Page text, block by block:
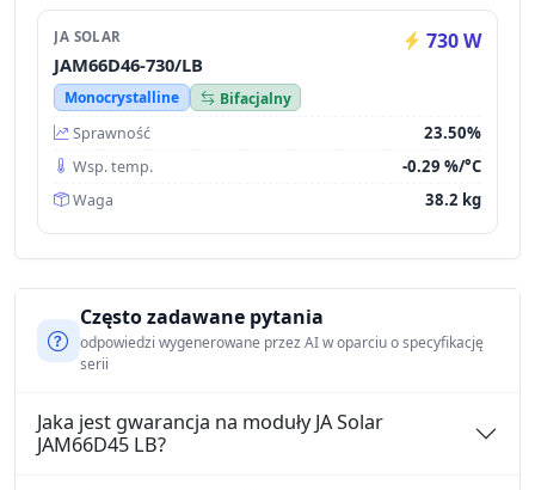
JA SOLAR 730 W
JAM66D46-730/LB
Monocrystalline
Bifacjalny
Sprawność
23.50%
Wsp. temp. -0.29 %/°C
Waga 38.2 kg
Często zadawane pytania
odpowiedzi wygenerowane przez AI w oparciu o specyfikację
serii
Jaka jest gwarancja na moduły JA Solar
JAM66D45 LB?